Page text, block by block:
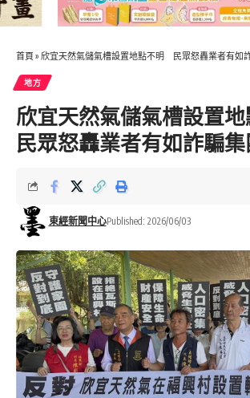
首頁 » 欣宜天然氣儲氣槽設置地點不明 民眾怒轟業者有如
地方
欣宜天然氣儲氣槽設置
民眾怒轟業者有如詐騙集
東經新聞中心Published: 2026/06/03